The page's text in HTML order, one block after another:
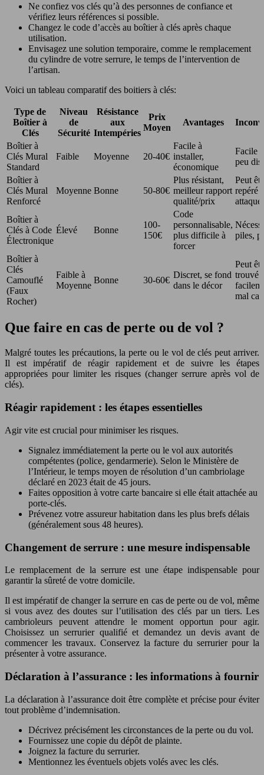
Ne confiez vos clés qu’à des personnes de confiance et
vérifiez leurs références si possible.
Changez le code d’accès au boîtier à clés après chaque
utilisation.
Envisagez une solution temporaire, comme le remplacement
du cylindre de votre serrure, le temps de l’intervention de
l’artisan.
Voici un tableau comparatif des boitiers à clés:
Type de
Boîtier à
Clés
Niveau
de
Sécurité
Résistance
aux
Intempéries
Prix
Moyen
Avantages
Boîtier à
Clés Mural
Standard
Faible Moyenne 20-40€
Facile à
installer,
économique
Facile
peu
Boîtier à
Clés Mural
Renforcé
Moyenne Bonne 50-80€
Plus résistant,
meilleur rapport
qualité/prix
Peut
repéré
attaqué
Boîtier à
Clés à Code
Électronique
Élevé Bonne
100-
150€
Code
personnalisable,
plus difficile à
forcer
piles,
Boîtier à
Clés
Camouflé
(Faux
Rocher)
Faible à
Moyenne
Bonne 30-60€
Discret, se fond
dans le décor
Peut
trouvé
mal
Que faire en cas de perte ou de vol ?
Malgré toutes les précautions, la perte ou le vol de clés peut arriver.
Il est impératif de réagir rapidement et de suivre les étapes
appropriées pour limiter les risques (changer serrure après vol de
clés).
Réagir rapidement : les étapes essentielles
Agir vite est crucial pour minimiser les risques.
Signalez immédiatement la perte ou le vol aux autorités
compétentes (police, gendarmerie). Selon le Ministère de
l’Intérieur, le temps moyen de résolution d’un cambriolage
déclaré en 2023 était de 45 jours.
Faites opposition à votre carte bancaire si elle était attachée au
porte-clés.
Prévenez votre assureur habitation dans les plus brefs délais
(généralement sous 48 heures).
Changement de serrure : une mesure indispensable
Le remplacement de la serrure est une étape indispensable pour
garantir la sûreté de votre domicile.
Il est impératif de changer la serrure en cas de perte ou de vol, même
si vous avez des doutes sur l’utilisation des clés par un tiers. Les
cambrioleurs peuvent attendre le moment opportun pour agir.
Choisissez un serrurier qualifié et demandez un devis avant de
commencer les travaux. Conservez la facture du serrurier pour la
présenter à votre assurance.
Déclaration à l’assurance : les informations à fournir
La déclaration à l’assurance doit être complète et précise pour éviter
tout problème d’indemnisation.
Décrivez précisément les circonstances de la perte ou du vol.
Fournissez une copie du dépôt de plainte.
Joignez la facture du serrurier.
Mentionnez les éventuels objets volés avec les clés.